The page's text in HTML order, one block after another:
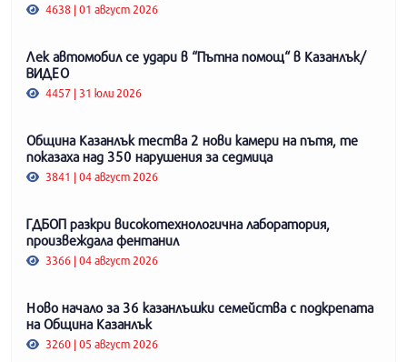
4638 | 01 август 2026
Лек автомобил се удари в “Пътна помощ“ в Казанлък/
ВИДЕО
4457 | 31 юли 2026
Община Казанлък тества 2 нови камери на пътя, те
показаха над 350 нарушения за седмица
3841 | 04 август 2026
ГДБОП разкри високотехнологична лаборатория,
произвеждала фентанил
3366 | 04 август 2026
Ново начало за 36 казанлъшки семейства с подкрепата
на Община Казанлък
3260 | 05 август 2026